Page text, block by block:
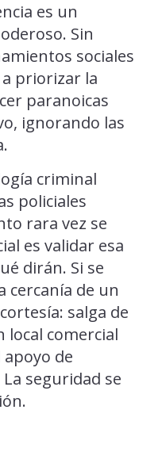
es un
Sin
sociales
priorizar la
paranoicas
ignorando las
criminal
policiales
rara vez se
es validar esa
dirán. Si se
cercanía de un
salga de
local comercial
de
seguridad se